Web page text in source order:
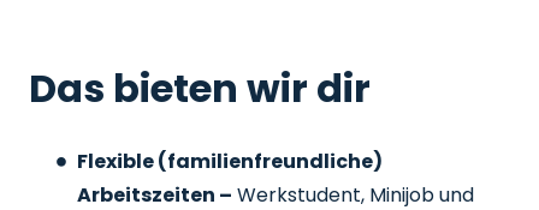
Das bieten wir dir
Flexible (familienfreundliche)
Arbeitszeiten – Werkstudent, Minijob und